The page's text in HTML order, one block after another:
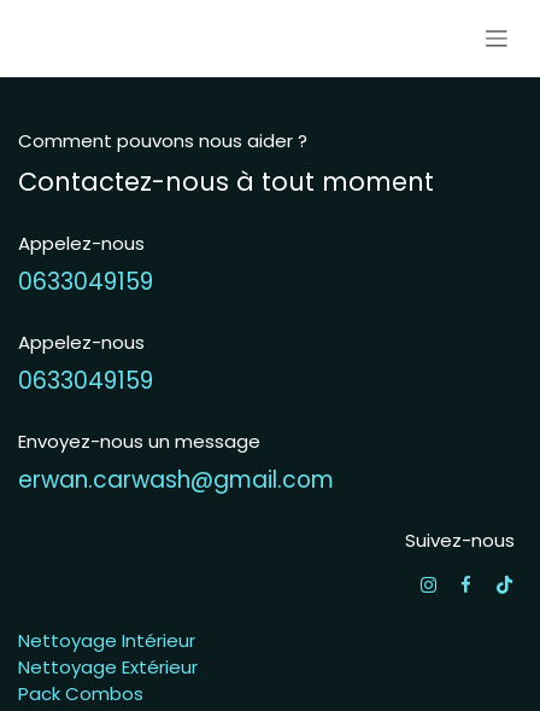
Comment pouvons nous aider ?
Contactez-nous à tout moment
Appelez-nous
0633049159
Appelez-nous
0633049159
Envoyez-nous un message
erwan.carwash@gmail.com
Suivez-nous
Nettoyage Intérieur
Nettoyage Extérieur
Pack Combos